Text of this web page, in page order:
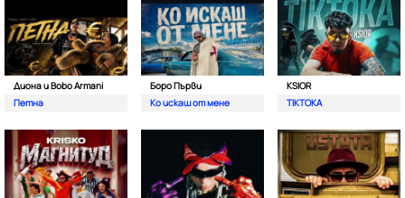
Диона и Bobo Armani
Петна
Боро Първи
Ко искаш от мене
KSIOR
TIKTOKA